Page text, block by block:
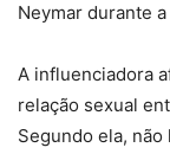
Neymar durante
A influenciadora
relação sexual
Segundo ela,